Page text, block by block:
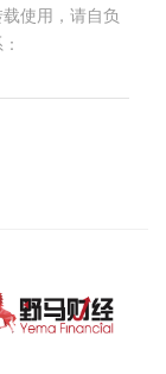
使用，请自负